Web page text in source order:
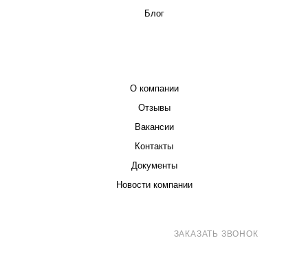
Блог
О компании
Отзывы
Вакансии
Контакты
Документы
Новости компании
ЗАКАЗАТЬ ЗВОНОК